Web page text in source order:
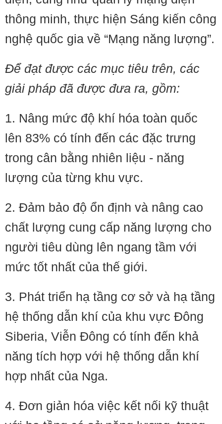
thông minh, thực hiện Sáng kiến công
nghệ quốc gia về “Mạng năng lượng”.
Để đạt được các mục tiêu trên, các
giải pháp đã được đưa ra, gồm:
1. Nâng mức độ khí hóa toàn quốc
lên 83% có tính đến các đặc trưng
trong cân bằng nhiên liệu - năng
lượng của từng khu vực.
2. Đảm bảo độ ổn định và nâng cao
chất lượng cung cấp năng lượng cho
người tiêu dùng lên ngang tầm với
mức tốt nhất của thế giới.
3. Phát triển hạ tầng cơ sở và hạ tầng
hệ thống dẫn khí của khu vực Đông
Siberia, Viễn Đông có tính đến khả
năng tích hợp với hệ thống dẫn khí
hợp nhất của Nga.
4. Đơn giản hóa việc kết nối kỹ thuật